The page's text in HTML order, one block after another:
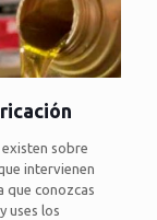
sobre
intervienen
que conozcas
uses los